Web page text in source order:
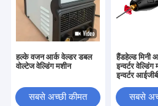
हल्के वजन आर्क वेल्डर डबल
वोल्टेज वेल्डिंग मशीन
सबसे अच्छी कीमत
हैंडहेल्ड मिनी
इन्वर्टर वेल्डिंग
इन्वर्टर
सबसे